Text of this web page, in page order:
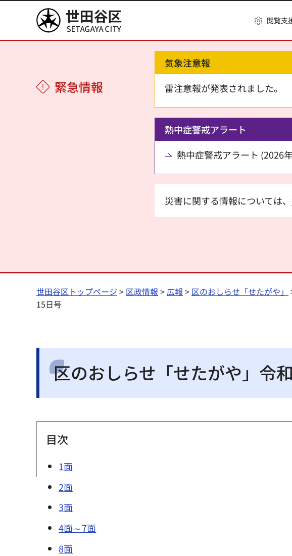
世田谷区 閲覧支
緊急情報
気象注意報
雷注意報が発表されました。
熱中症警戒アラート
熱中症警戒アラート (2026
災害に関する情報については、
世田谷区トップページ > 区政情報 > 広報 > 区のおしらせ「せたがや」
15日号
区のおしらせ「せたがや」令
目次
1面
2面
3面
4面～7面
8面